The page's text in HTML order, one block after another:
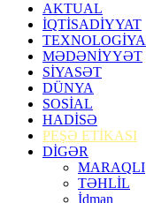
AKTUAL
İQTİSADİYYAT
TEXNOLOGİYA
MƏDƏNİYYƏT
SİYASƏT
DÜNYA
SOSİAL
HADİSƏ
PEŞƏ ETİKASI
DİGƏR
MARAQLI
TƏHLİL
İdman